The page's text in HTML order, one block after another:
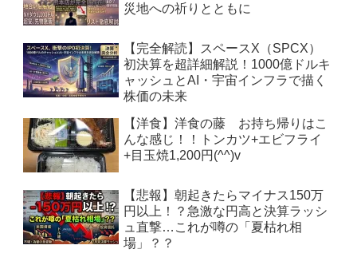
災地への祈りとともに
【完全解読】スペースX（SPCX）
初決算を超詳細解説！1000億ドルキ
ャッシュとAI・宇宙インフラで描く
株価の未来
【洋食】洋食の藤 お持ち帰りはこ
んな感じ！！トンカツ+エビフライ
+目玉焼1,200円(^^)v
【悲報】朝起きたらマイナス150万
円以上！？急激な円高と決算ラッシ
ュ直撃…これが噂の「夏枯れ相
場」？？